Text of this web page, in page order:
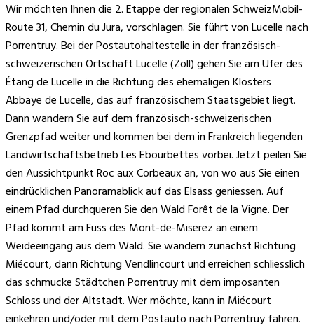
Wir möchten Ihnen die 2. Etappe der regionalen SchweizMobil-
Route 31, Chemin du Jura, vorschlagen. Sie führt von Lucelle nach
Porrentruy. Bei der Postautohaltestelle in der französisch-
schweizerischen Ortschaft Lucelle (Zoll) gehen Sie am Ufer des
Étang de Lucelle in die Richtung des ehemaligen Klosters
Abbaye de Lucelle, das auf französischem Staatsgebiet liegt.
Dann wandern Sie auf dem französisch-schweizerischen
Grenzpfad weiter und kommen bei dem in Frankreich liegenden
Landwirtschaftsbetrieb Les Ebourbettes vorbei. Jetzt peilen Sie
den Aussichtpunkt Roc aux Corbeaux an, von wo aus Sie einen
eindrücklichen Panoramablick auf das Elsass geniessen. Auf
einem Pfad durchqueren Sie den Wald Forêt de la Vigne. Der
Pfad kommt am Fuss des Mont-de-Miserez an einem
Weideeingang aus dem Wald. Sie wandern zunächst Richtung
Miécourt, dann Richtung Vendlincourt und erreichen schliesslich
das schmucke Städtchen Porrentruy mit dem imposanten
Schloss und der Altstadt. Wer möchte, kann in Miécourt
einkehren und/oder mit dem Postauto nach Porrentruy fahren.